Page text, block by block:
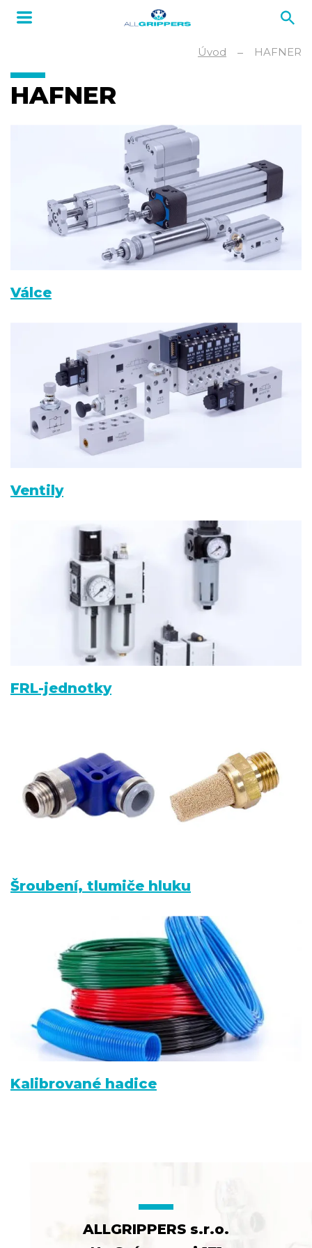
Úvod HAFNER
HAFNER
Válce
Ventily
FRL-jednotky
Šroubení, tlumiče hluku
Kalibrované hadice
ALLGRIPPERS s.r.o.